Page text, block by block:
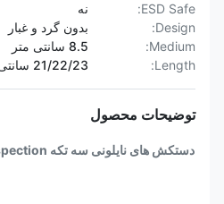
ESD Safe:
نه
Design:
بدون گرد و غبار
Medium:
8.5 سانتی متر
Length:
21/22/23 سانتی متر
توضیحات محصول